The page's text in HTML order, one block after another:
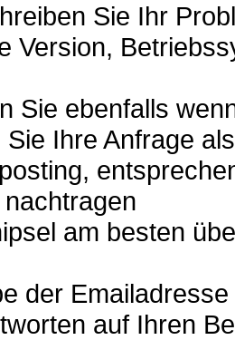
Sie Ihr
Version,
Sie ebenfalls
Sie Ihre Anfrage
am besten
der
auf Ihren